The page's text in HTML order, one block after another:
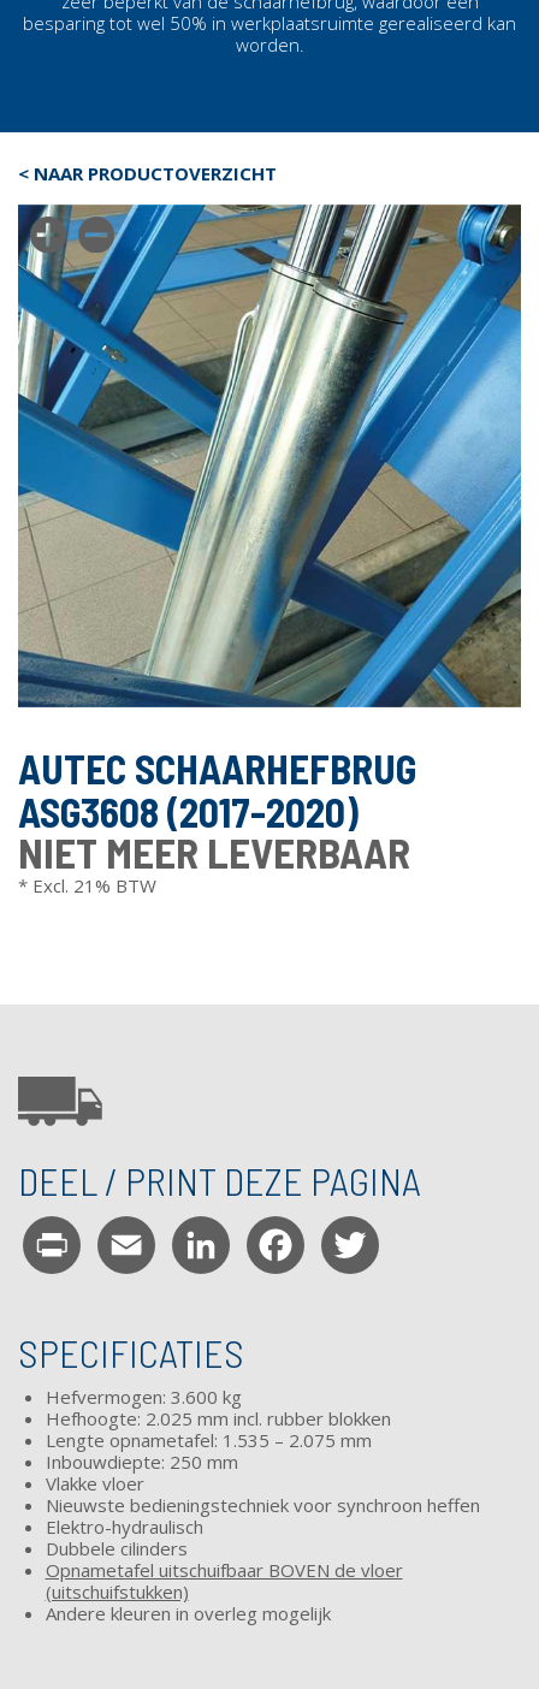
besparing tot wel 50% in werkplaatsruimte gerealiseerd kan
worden.
< NAAR PRODUCTOVERZICHT
AUTEC SCHAARHEFBRUG
ASG3608 (2017-2020)
NIET MEER LEVERBAAR
* Excl. 21% BTW
DEEL / PRINT DEZE PAGINA
Print Email LinkedInFacebook
SPECIFICATIES
Hefvermogen: 3.600 kg
Hefhoogte: 2.025 mm incl. rubber blokken
Lengte opnametafel: 1.535 – 2.075 mm
Inbouwdiepte: 250 mm
Vlakke vloer
Nieuwste bedieningstechniek voor synchroon heffen
Elektro-hydraulisch
Dubbele cilinders
Opnametafel uitschuifbaar BOVEN de vloer
(uitschuifstukken)
Andere kleuren in overleg mogelijk